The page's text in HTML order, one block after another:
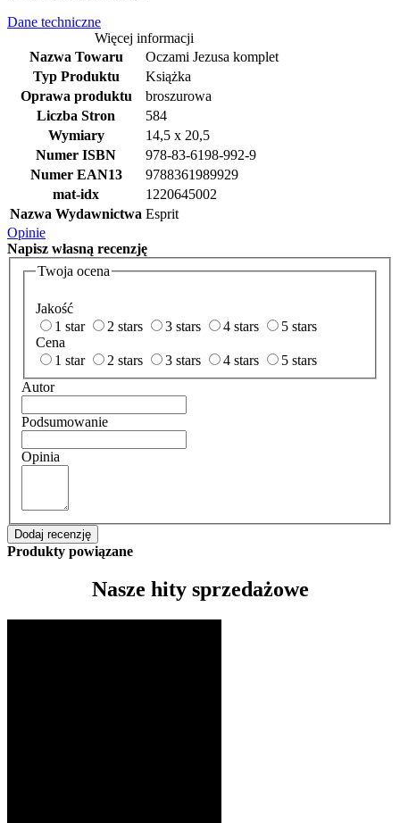
Dane techniczne
Więcej informacji
Nazwa Towaru
Oczami Jezusa komplet
Typ Produktu
Książka
Oprawa produktu
broszurowa
Liczba Stron
584
Wymiary
14,5 x 20,5
Numer ISBN
978-83-6198-992-9
Numer EAN13
9788361989929
mat-idx
1220645002
Nazwa Wydawnictwa Esprit
Opinie
Napisz własną recenzję
Twoja ocena
Jakość
1 star
2 stars 3 stars 4 stars
5 stars
Cena
1 star
2 stars 3 stars 4 stars
5 stars
Autor
Podsumowanie
Opinia
Dodaj recenzję
Produkty powiązane
Nasze hity sprzedażowe